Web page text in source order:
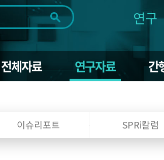
1주 1개월 3개월 1년
~
연구
전체자료 연구자료 간
이슈리포트 SPRi칼럼